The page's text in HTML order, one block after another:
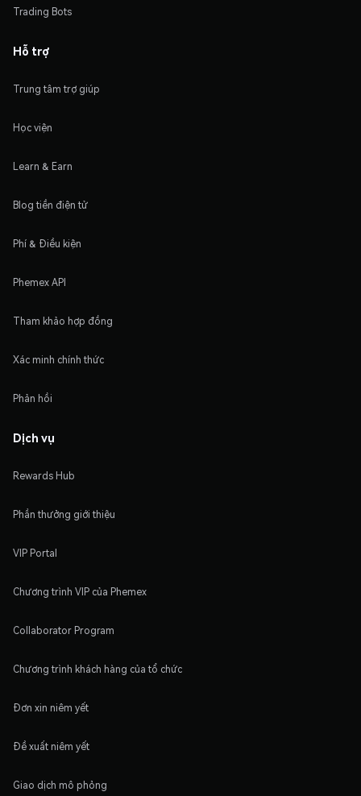
Trading Bots
Hỗ trợ
Trung tâm trợ giúp
Học viện
Learn & Earn
Blog tiền điện tử
Phí & Điều kiện
Phemex API
Tham khảo hợp đồng
Xác minh chính thức
Phản hồi
Dịch vụ
Rewards Hub
Phần thưởng giới thiệu
VIP Portal
Chương trình VIP của Phemex
Collaborator Program
Chương trình khách hàng của tổ chức
Đơn xin niêm yết
Đề xuất niêm yết
Giao dịch mô phỏng